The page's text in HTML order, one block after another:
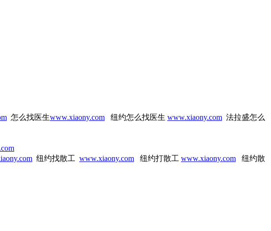
怎么找医生www.xiaony.com 纽约怎么找医生 www.xiaony.com 法拉盛怎么
纽约找散工 www.xiaony.com 纽约打散工 www.xiaony.com 纽约散